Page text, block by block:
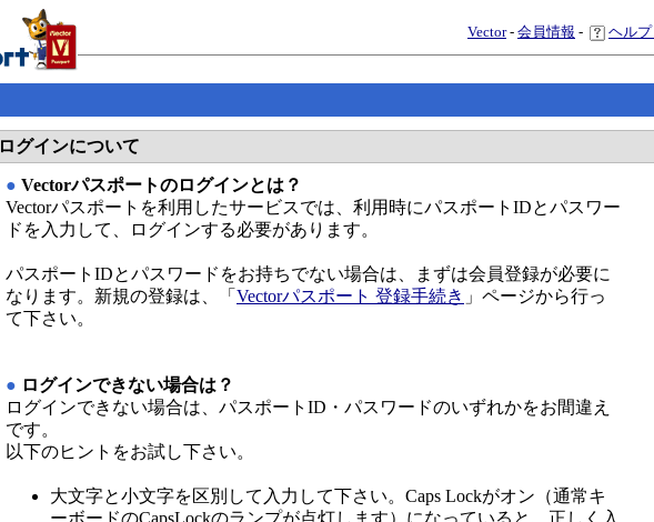
Vector- 会員情報 - ヘルプ
ログインについて
● Vectorパスポートのログインとは？
Vectorパスポートを利用したサービスでは、利用時にパスポートIDとパスワー
ドを入力して、ログインする必要があります。
パスポートIDとパスワードをお持ちでない場合は、まずは会員登録が必要に
なります。新規の登録は、「 Vectorパスポート 登録手続き 」ページから行っ
て下さい。
● ログインできない場合は？
ログインできない場合は、パスポートID・パスワードのいずれかをお間違え
です。
以下のヒントをお試し下さい。
大文字と小文字を区別して入力して下さい。Caps Lockがオン（通常キ
ーボードのCapsLockのランプが点灯します）になっていると、正しく入